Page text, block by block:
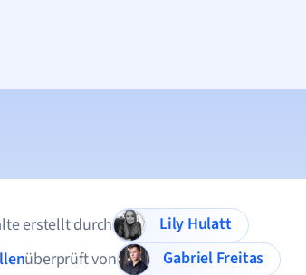
erstellt durch
Lily Hulatt
überprüft von
Gabriel Freitas